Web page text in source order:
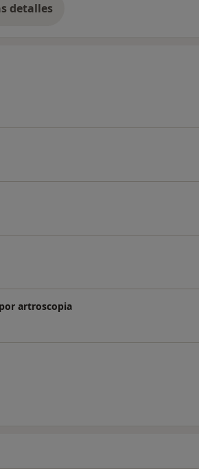
detalles
la experiencia
artroscopia